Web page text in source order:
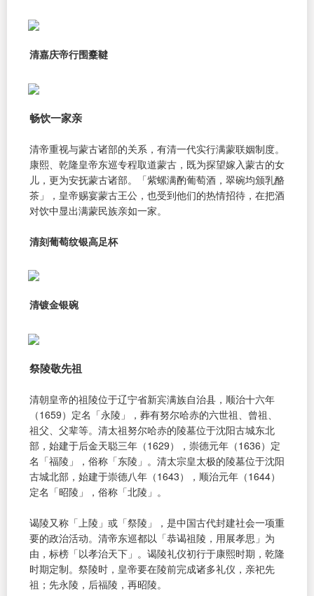
清嘉庆帝行围櫜鞬
畅饮一家亲
清帝重视与蒙古诸部的关系，有清一代实行满蒙联姻制度。
康熙、乾隆皇帝东巡专程取道蒙古，既为探望嫁入蒙古的女
儿，更为安抚蒙古诸部。「紫螺满酌葡萄酒，翠碗均颁乳酪
茶」，皇帝赐宴蒙古王公，也受到他们的热情招待，在把酒
对饮中显出满蒙民族亲如一家。
清刻葡萄纹银高足杯
清镀金银碗
祭陵敬先祖
清朝皇帝的祖陵位于辽宁省新宾满族自治县，顺治十六年
（1659）定名「永陵」，葬有努尔哈赤的六世祖、曾祖、
祖父、父辈等。清太祖努尔哈赤的陵墓位于沈阳古城东北
部，始建于后金天聪三年（1629），崇德元年（1636）定
名「福陵」，俗称「东陵」。清太宗皇太极的陵墓位于沈阳
古城北部，始建于崇德八年（1643），顺治元年（1644）
定名「昭陵」，俗称「北陵」。
谒陵又称「上陵」或「祭陵」，是中国古代封建社会一项重
要的政治活动。清帝东巡都以「恭谒祖陵，用展孝思」为
由，标榜「以孝治天下」。谒陵礼仪初行于康熙时期，乾隆
时期定制。祭陵时，皇帝要在陵前完成诸多礼仪，亲祀先
祖；先永陵，后福陵，再昭陵。